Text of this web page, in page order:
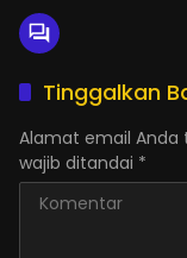
Tinggalkan
Alamat email Anda
wajib ditandai *